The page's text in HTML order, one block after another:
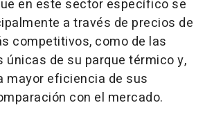
en este sector específico se
a través de precios de
competitivos, como de las
de su parque térmico y,
mayor eficiencia de sus
con el mercado.